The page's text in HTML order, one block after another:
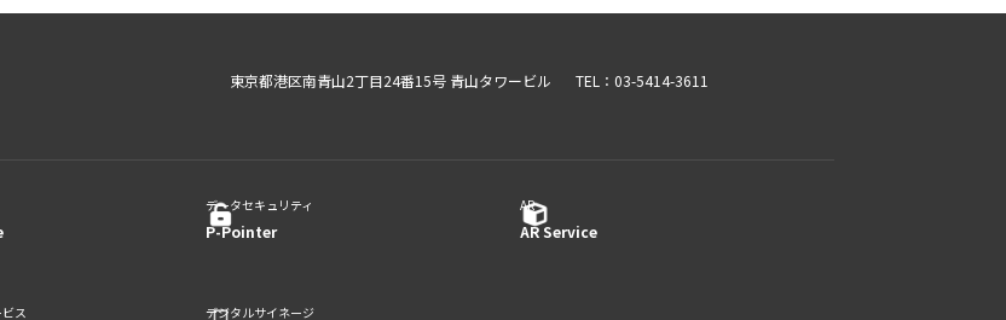
東京都港区南青山2丁目24番15号 青山タワービル TEL：03-5414-3611
データセキュリティ
P-Pointer
AR
AR Service
ス デジタルサイネージ